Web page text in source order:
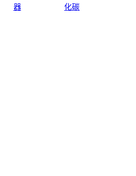
器
化碳